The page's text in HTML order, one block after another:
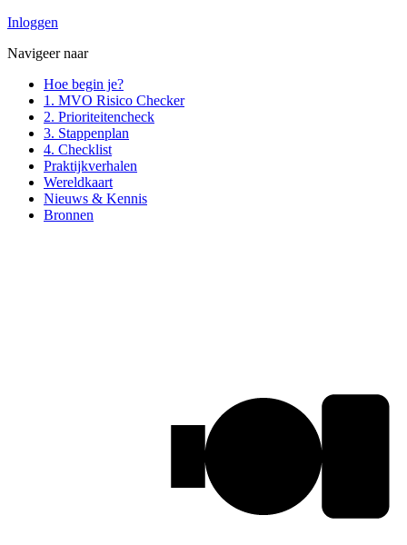
Inloggen
Navigeer naar
Hoe begin je?
1. MVO Risico Checker
2. Prioriteitencheck
3. Stappenplan
4. Checklist
Praktijkverhalen
Wereldkaart
Nieuws & Kennis
Bronnen